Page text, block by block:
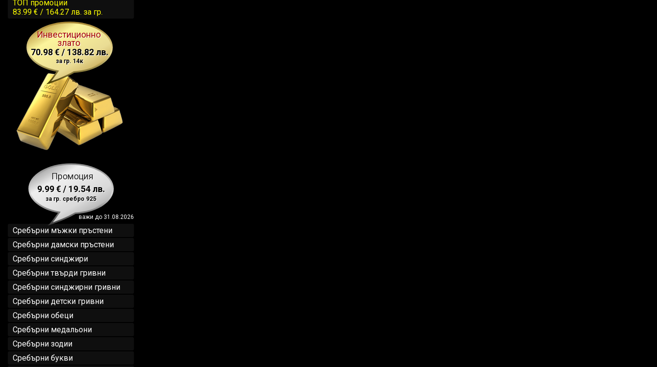
ТОП промоции
83.99 € / 164.27 лв. за гр.
Инвестиционно
злато
70.98 € / 138.82 лв.
за гр. 14к
Промоция
9.99 € / 19.54 лв.
за гр. сребро 925
важи до 31.08.2026
Сребърни мъжки пръстени
Сребърни дамски пръстени
Сребърни синджири
Сребърни твърди гривни
Сребърни синджирни гривни
Сребърни детски гривни
Сребърни обеци
Сребърни медальони
Сребърни зодии
Сребърни букви